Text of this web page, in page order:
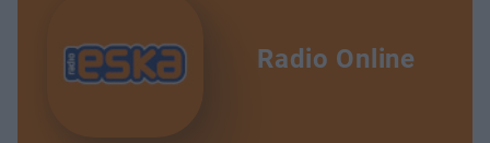
Radio Online